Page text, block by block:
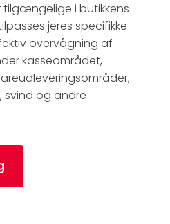
tilgængelige i butikkens
jeres specifikke
overvågning af
kasseområdet,
svind og andre